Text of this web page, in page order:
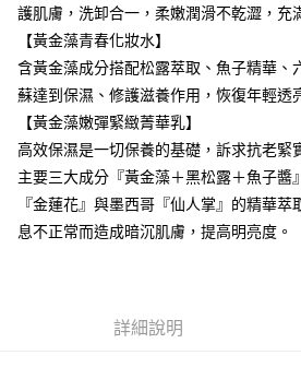
每筆NT$80，滿NT$2,000(含以上)免運費
付款後全家取貨
每筆NT$80，滿NT$2,000(含以上)免運費
7-11取貨付款
每筆NT$80，滿NT$2,000(含以上)免運費
付款後7-11取貨
護肌膚，洗卸合一，柔嫩潤滑不乾澀，充
【黃金藻青春化妝水】
含黃金藻成分搭配松露萃取、魚子精華、
蘇達到保濕、修護滋養作用，恢復年輕透
【黃金藻嫩彈緊緻菁華乳】
高效保濕是一切保養的基礎，訴求抗老緊
主要三大成分『黃金藻＋黑松露＋魚子醬
『金蓮花』與墨西哥『仙人掌』的精華
息不正常而造成暗沉肌膚，提高明亮度。
詳細說明